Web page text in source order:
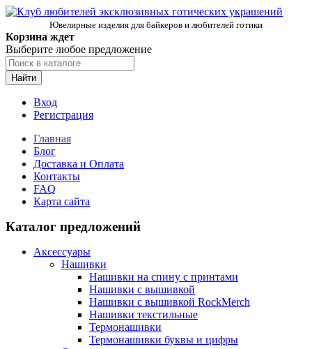
Ювелирные изделия для байкеров и любителей готики
Корзина ждет
Выберите любое предложение
Найти
Вход
Регистрация
Главная
Блог
Доставка и Оплата
Контакты
FAQ
Карта сайта
Каталог предложений
Аксессуары
Нашивки
Нашивки на спину с принтами
Нашивки с вышивкой
Нашивки с вышивкой RockMerch
Нашивки текстильные
Термонашивки
Термонашивки буквы и цифры